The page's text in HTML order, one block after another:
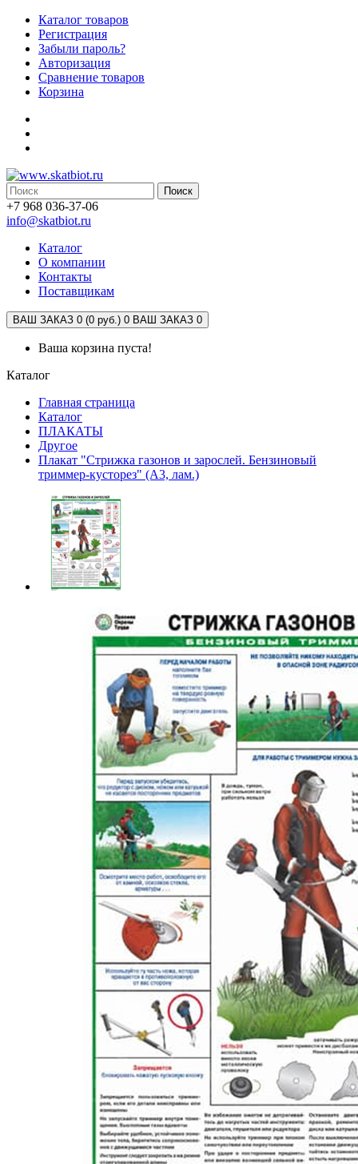
Каталог товаров
Регистрация
Забыли пароль?
Авторизация
Сравнение товаров
Корзина
Поиск
+7 968 036-37-06
info@skatbiot.ru
Каталог
О компании
Контакты
Поставщикам
ВАШ ЗАКАЗ 0 (0 руб.) 0 ВАШ ЗАКАЗ 0
Ваша корзина пуста!
Каталог
Главная страница
Каталог
ПЛАКАТЫ
Другое
Плакат "Стрижка газонов и зарослей. Бензиновый
триммер-кусторез" (A3, лам.)